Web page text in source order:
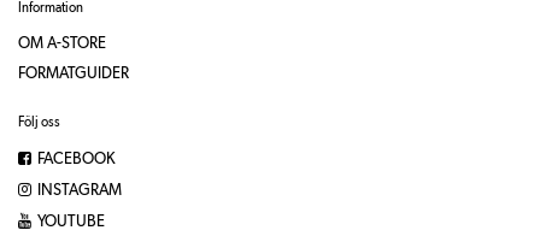
Information
OM A-STORE
FORMATGUIDER
Följ oss
FACEBOOK
INSTAGRAM
YOUTUBE